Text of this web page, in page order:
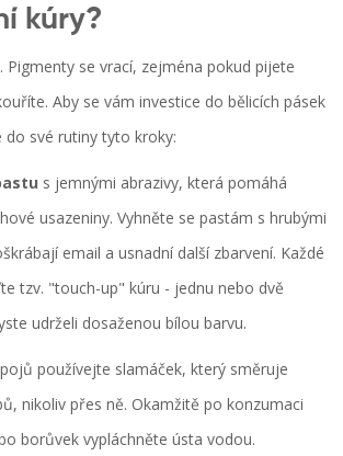
kúry?
Pigmenty se vrací, zejména pokud pijete
Aby se vám investice do bělicích pásek
do své rutiny tyto kroky:
s jemnými abrazivy, která pomáhá
usazeniny. Vyhněte se pastám s hrubými
email a usnadní další zbarvení. Každé
tzv. "touch-up" kúru - jednu nebo dvě
udrželi dosaženou bílou barvu.
používejte slamáček, který směruje
nikoliv přes ně. Okamžitě po konzumaci
borůvek vypláchněte ústa vodou.